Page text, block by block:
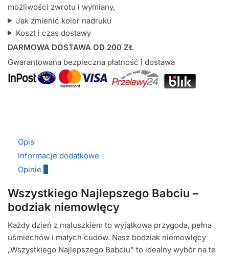
możliwości zwrotu i wymiany,
Jak zmienić kolor nadruku
Koszt i czas dostawy
DARMOWA DOSTAWA OD 200 ZŁ
Gwarantowana bezpieczna płatność i dostawa
Opis
Informacje dodatkowe
Opinie 0
Wszystkiego Najlepszego Babciu –
bodziak niemowlęcy
Każdy dzień z maluszkiem to wyjątkowa przygoda, pełna
uśmiechów i małych cudów. Nasz bodziak niemowlęcy
„Wszystkiego Najlepszego Babciu” to idealny wybór na te